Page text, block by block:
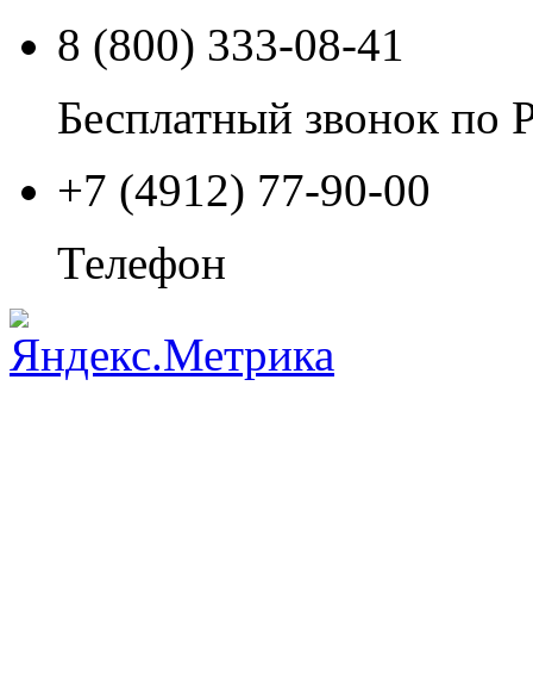
8 (800) 333-08-41
Бесплатный звонок по
+7 (4912) 77-90-00
Телефон